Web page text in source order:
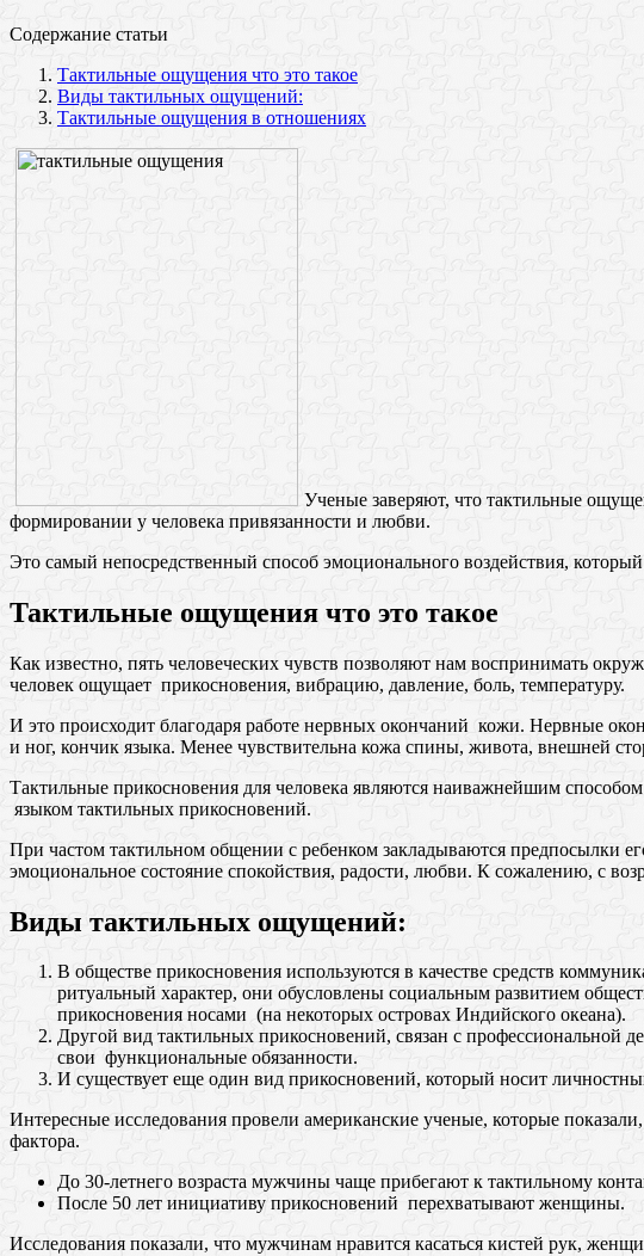
Содержание статьи
Тактильные ощущения что это такое
Виды тактильных ощущений:
Тактильные ощущения в отношениях
Ученые заверяют, что тактильные
формировании у человека привязанности и любви.
Это самый непосредственный способ эмоционального воздействия, который
Тактильные ощущения что это такое
Как известно, пять человеческих чувств позволяют нам воспринимать
человек ощущает прикосновения, вибрацию, давление, боль, температуру.
И это происходит благодаря работе нервных окончаний кожи. Нервные
и ног, кончик языка. Менее чувствительна кожа спины, живота, внешней
Тактильные прикосновения для человека являются наиважнейшим
языком тактильных прикосновений.
При частом тактильном общении с ребенком закладываются предпосылки
эмоциональное состояние спокойствия, радости, любви. К сожалению, с
Виды тактильных ощущений:
В обществе прикосновения используются в качестве средств
ритуальный характер, они обусловлены социальным развитием
прикосновения носами (на некоторых островах Индийского океана).
Другой вид тактильных прикосновений, связан с профессиональной
свои функциональные обязанности.
И существует еще один вид прикосновений, который носит
Интересные исследования провели американские ученые, которые
фактора.
До 30-летнего возраста мужчины чаще прибегают к тактильному
После 50 лет инициативу прикосновений перехватывают женщины.
Исследования показали, что мужчинам нравится касаться кистей рук,